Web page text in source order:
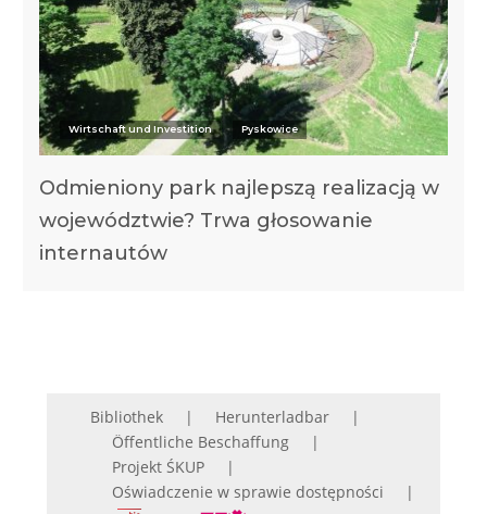
Wirtschaft und Investition Pyskowice
Odmieniony park najlepszą realizacją w
województwie? Trwa głosowanie
internautów
Bibliothek
Herunterladbar
Öffentliche Beschaffung
Projekt ŚKUP
Oświadczenie w sprawie dostępności